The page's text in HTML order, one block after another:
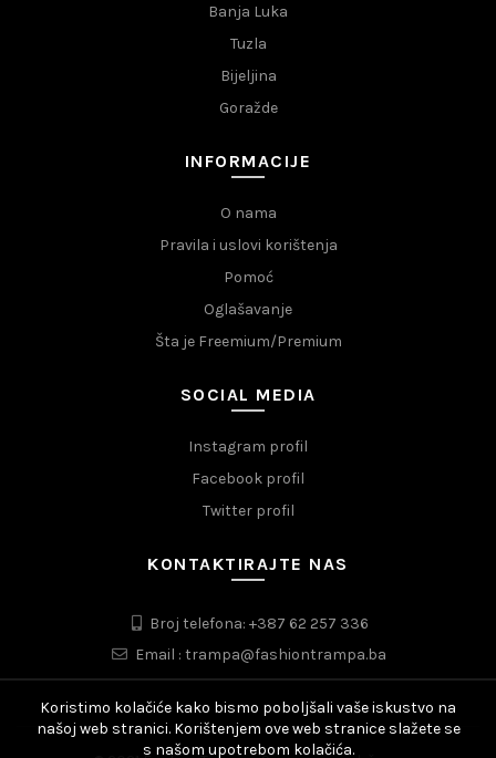
Banja Luka
Tuzla
Bijeljina
Goražde
INFORMACIJE
O nama
Pravila i uslovi korištenja
Pomoć
Oglašavanje
Šta je Freemium/Premium
SOCIAL MEDIA
Instagram profil
Facebook profil
Twitter profil
KONTAKTIRAJTE NAS
Broj telefona: +387 62 257 336
Email : trampa@fashiontrampa.ba
Koristimo kolačiće kako bismo poboljšali vaše iskustvo na
našoj web stranici. Korištenjem ove web stranice slažete se
s našom upotrebom kolačića.